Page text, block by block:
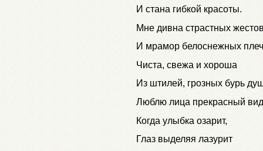
И стана гибкой красоты.
Мне дивна страстных
И мрамор белоснежных
Чиста, свежа и хороша
Из штилей, грозных бурь
Люблю лица прекрасный
Когда улыбка озарит,
Глаз выделяя лазурит